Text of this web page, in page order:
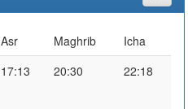
Asr Maghrib
Icha
17:13 20:30 22:18